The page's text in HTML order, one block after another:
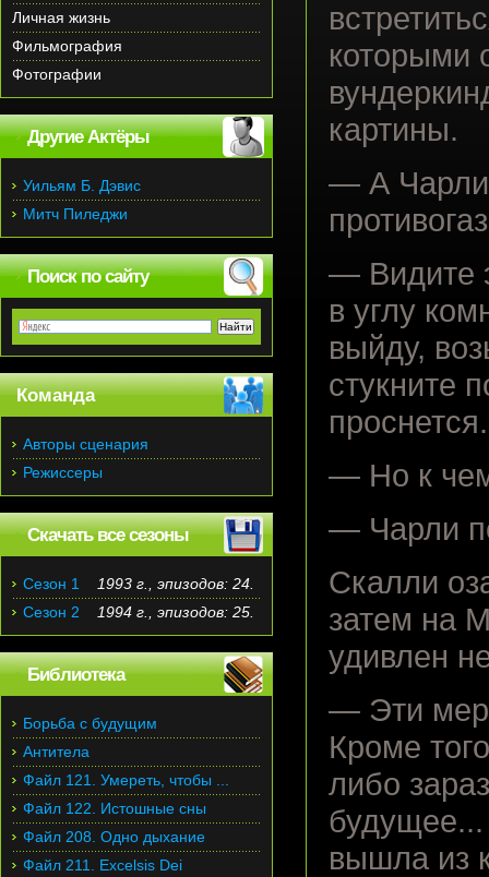
которыми
картины.
— А
— Видите
в углу
выйду,
стукните
проснется.
— Но к
— Чарли
Скалли
затем на
удивлен
— Эти
Кроме
либо
вышла из
Личная жизнь
Фильмография
Фотографии
Другие Актёры
Уильям Б. Дэвис
Митч Пиледжи
Поиск по сайту
Команда
Авторы сценария
Режиссеры
Скачать все сезоны
Сезон 1
1993 г., эпизодов: 24.
Сезон 2
1994 г., эпизодов: 25.
Библиотека
Борьба с будущим
Антитела
Файл 121. Умереть, чтобы ...
Файл 122. Истошные сны
Файл 208. Одно дыхание
Файл 211. Excelsis Dei